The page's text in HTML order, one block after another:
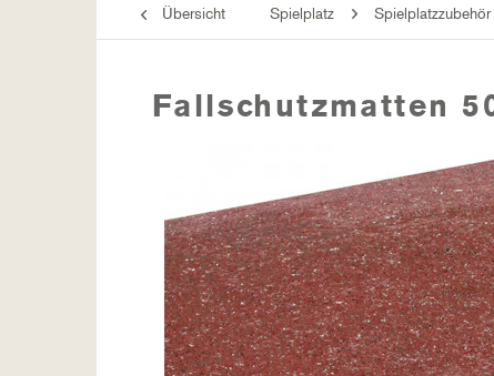
Übersicht Spielplatz Spielplatzzubehör
Fallschutzmatten